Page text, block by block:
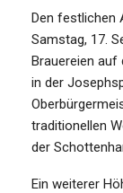
Den festlichen
Samstag, 17.
Brauereien auf
in der
traditionellen
der
Ein weiterer